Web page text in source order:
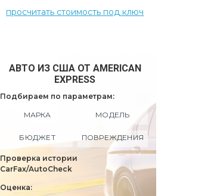
просчитать стоимость под ключ
АВТО ИЗ США ОТ AMERICAN
EXPRESS
Подбираем по параметрам:
МАРКА МОДЕЛЬ
БЮДЖЕТ ПОВРЕЖДЕНИЯ
Проверка истории
CarFax/AutoCheck
Оценка: